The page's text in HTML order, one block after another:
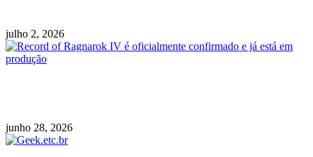
julho 2, 2026
junho 28, 2026